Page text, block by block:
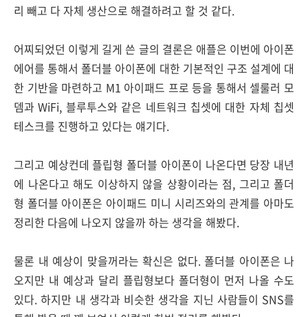
리 빼고 다 자체 생산으로 해결하려고 할 것 같다.
어찌되었던 이렇게 길게 쓴 글의 결론은 애플은 이번에 아이폰
에어를 통해서 폴더블 아이폰에 대한 기본적인 구조 설계에 대
한 기반을 마련하고 M1 아이패드 프로 등을 통해서 셀룰러 모
뎀과 WiFi, 블루투스와 같은 네트워크 칩셋에 대한 자체 칩셋
테스크를 진행하고 있다는 얘기다.
그리고 예상컨데 플립형 폴더블 아이폰이 나온다면 당장 내년
에 나온다고 해도 이상하지 않을 상황이라는 점, 그리고 폴더
형 폴더블 아이폰은 아이패드 미니 시리즈와의 관계를 아마도
정리한 다음에 나오지 않을까 하는 생각을 해봤다.
물론 내 예상이 맞을꺼라는 확신은 없다. 폴더블 아이폰은 나
오지만 내 예상과 달리 플립형보다 폴더형이 먼저 나올 수도
있다. 하지만 내 생각과 비슷한 생각을 지닌 사람들이 SNS를